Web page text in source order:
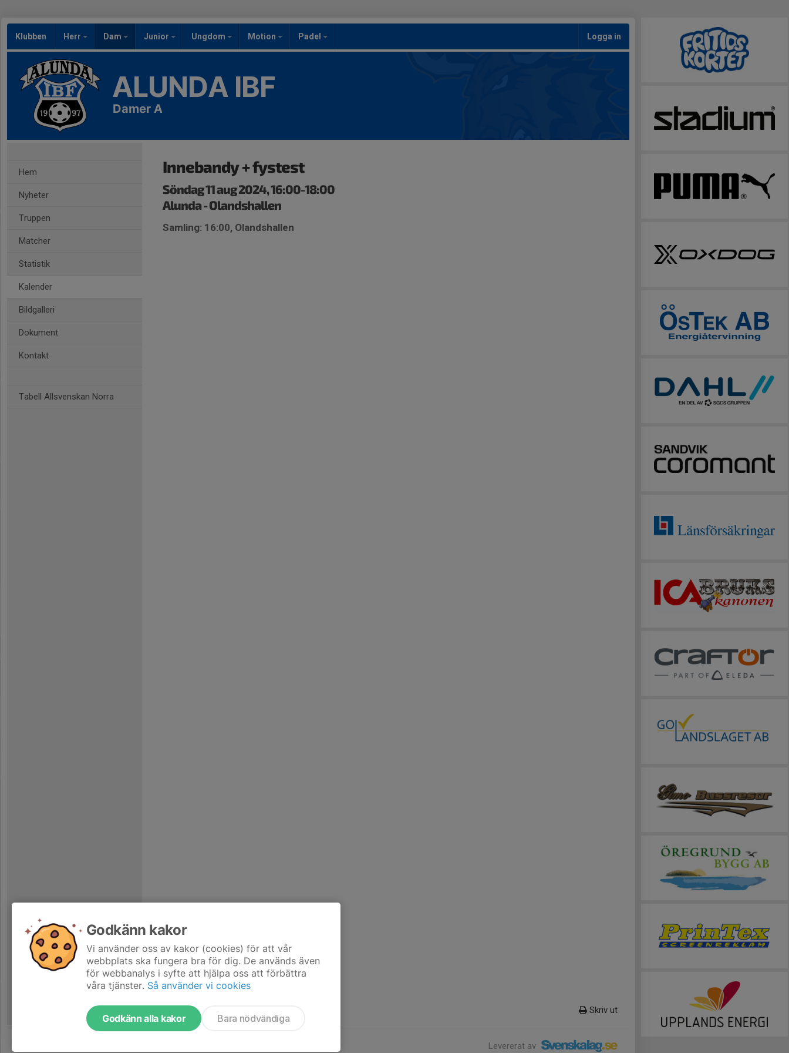
Klubben Herr Dam Junior Ungdom Motion Padel Logga in
ALUNDA IBF
Damer A
Hem
Nyheter
Truppen
Matcher
Statistik
Kalender
Bildgalleri
Dokument
Kontakt
Tabell Allsvenskan Norra
Innebandy + fystest
Söndag 11 aug 2024, 16:00-18:00
Alunda - Olandshallen
Samling: 16:00, Olandshallen
Skriv ut
Levererat av
Godkänn kakor
Vi använder oss av kakor (cookies) för att vår
webbplats ska fungera bra för dig. De används även
för webbanalys i syfte att hjälpa oss att förbättra
våra tjänster. Så använder vi cookies
Godkänn alla kakor Bara nödvändiga